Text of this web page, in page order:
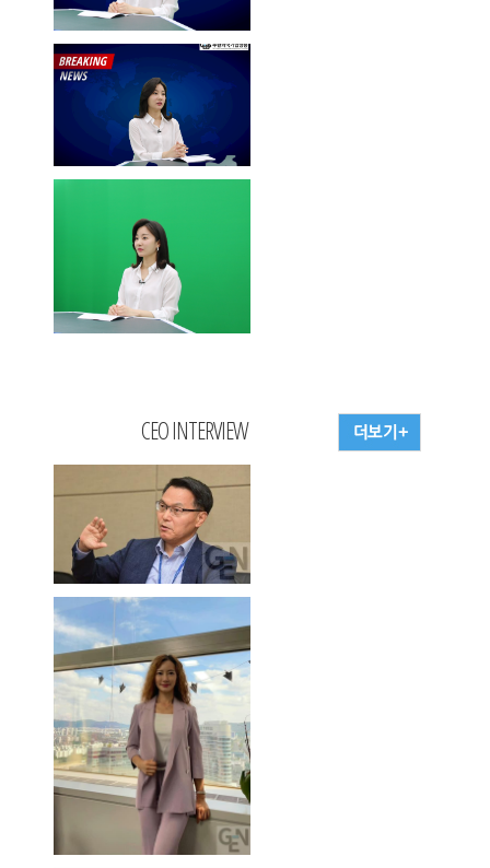
CEO INTERVIEW